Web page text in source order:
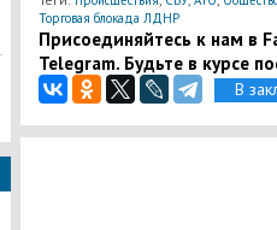
Торговая блокада ЛДНР
Присоединяйтесь к нам в
Telegram. Будьте в курсе
В